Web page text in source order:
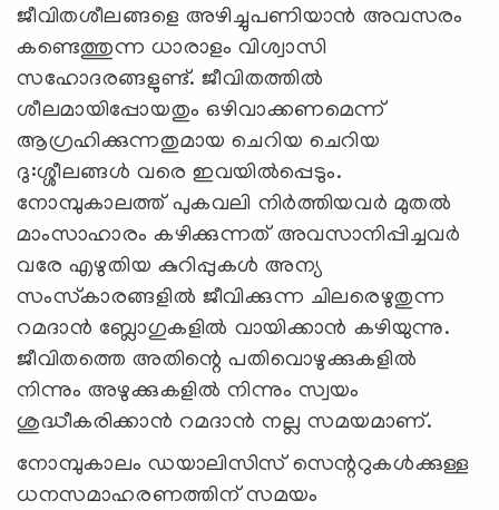
ജീവിതശീലങ്ങളെ അഴിച്ചുപണിയാന്‍ അവസരം
കണ്ടെത്തുന്ന ധാരാളം വിശ്വാസി
സഹോദരങ്ങളുണ്ട്‌. ജീവിതത്തില്‍
ശീലമായിപ്പോയതും ഒഴിവാക്കണമെന്ന്‌
ആഗ്രഹിക്കുന്നതുമായ ചെറിയ ചെറിയ
ദു:ശ്ശീലങ്ങള്‍ വരെ ഇവയില്‍പ്പെടും.
നോമ്പുകാലത്ത്‌ പുകവലി നിര്‍ത്തിയവര്‍ മുതല്‍
മാംസാഹാരം കഴിക്കുന്നത്‌ അവസാനിപ്പിച്ചവര്‍
വരേ എഴുതിയ കുറിപ്പുകള്‍ അന്യ
സംസ്‌കാരങ്ങളില്‍ ജീവിക്കുന്ന ചിലരെഴുതുന്ന
റമദാന്‍ ബ്ലോഗുകളില്‍ വായിക്കാന്‍ കഴിയുന്നു.
ജീവിതത്തെ അതിന്റെ പതിവൊഴുക്കുകളില്‍
നിന്നും അഴുക്കുകളില്‍ നിന്നും സ്വയം
ശുദ്ധീകരിക്കാന്‍ റമദാന്‍ നല്ല സമയമാണ്‌.
നോമ്പുകാലം ഡയാലിസിസ്‌ സെന്ററുകള്‍ക്കുള്ള
ധനസമാഹരണത്തിന്‌ സമയം